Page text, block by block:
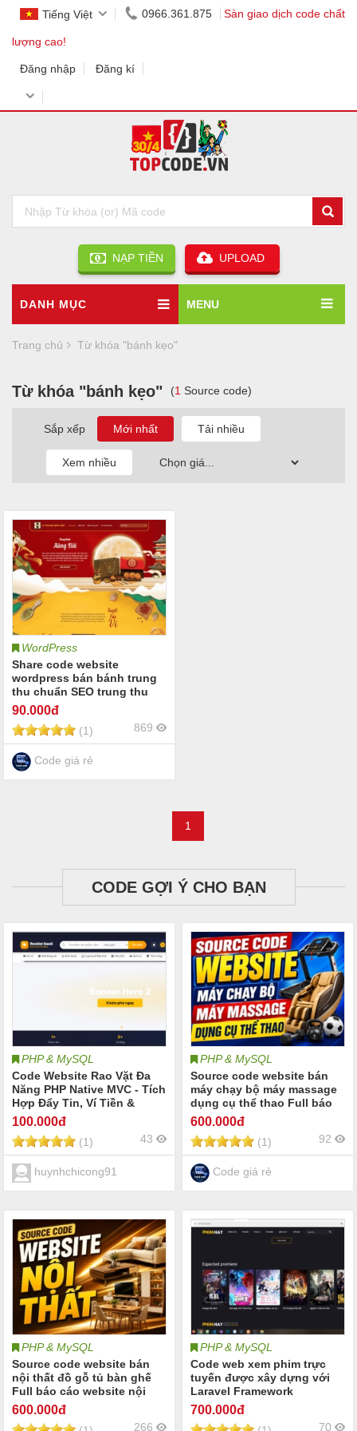
Tiếng Việt 0966.361.875 Sàn giao dịch code chất
lượng cao!
Đăng nhập Đăng kí
NẠP TIỀN UPLOAD
DANH MỤC MENU
Trang chủ Từ khóa "bánh kẹo"
Từ khóa "bánh kẹo" (1 Source code)
Sắp xếp
WordPress
Share code website
wordpress bán bánh trung
thu chuẩn SEO trung thu
90.000đ
(1) 869
Code giá rẻ
1
CODE GỢI Ý CHO BẠN
PHP & MySQL
Code Website Rao Vặt Đa
Năng PHP Native MVC - Tích
Hợp Đẩy Tin, Ví Tiền &
Thanh Toán QR MoMo
VNPAY ZaloPay
100.000đ
(1) 43
huynhchicong91
PHP & MySQL
Source code website bán
máy chạy bộ máy massage
dụng cụ thể thao Full báo
cáo website bán máy
massage máy chạy bộ ghế
massage máy rung giảm mỡ
phụ kiện thể thao
600.000đ
(1) 92
Code giá rẻ
PHP & MySQL
Source code website bán
nội thất đồ gỗ tủ bàn ghế
Full báo cáo website nội
thất sofa nội thất phòng
khách phòng ngủ nội thất
600.000đ
266
PHP & MySQL
Code web xem phim trực
tuyến được xây dựng với
Laravel Framework
700.000đ
70